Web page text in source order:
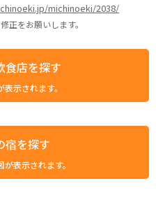
michinoeki/2038/
正をお願いします。
食店を探す
示されます。
宿を探す
表示されます。